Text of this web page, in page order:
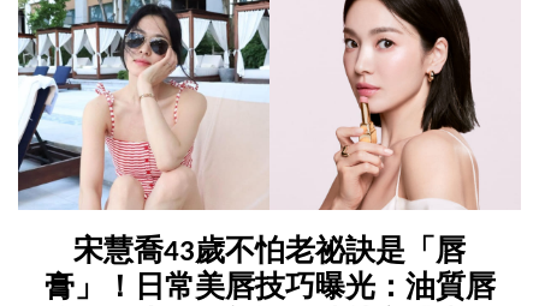
宋慧喬43歲不怕老祕訣是「唇
膏」！日常美唇技巧曝光：油質唇